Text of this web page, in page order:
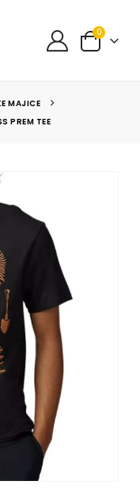
0
MAJICE
PREM TEE